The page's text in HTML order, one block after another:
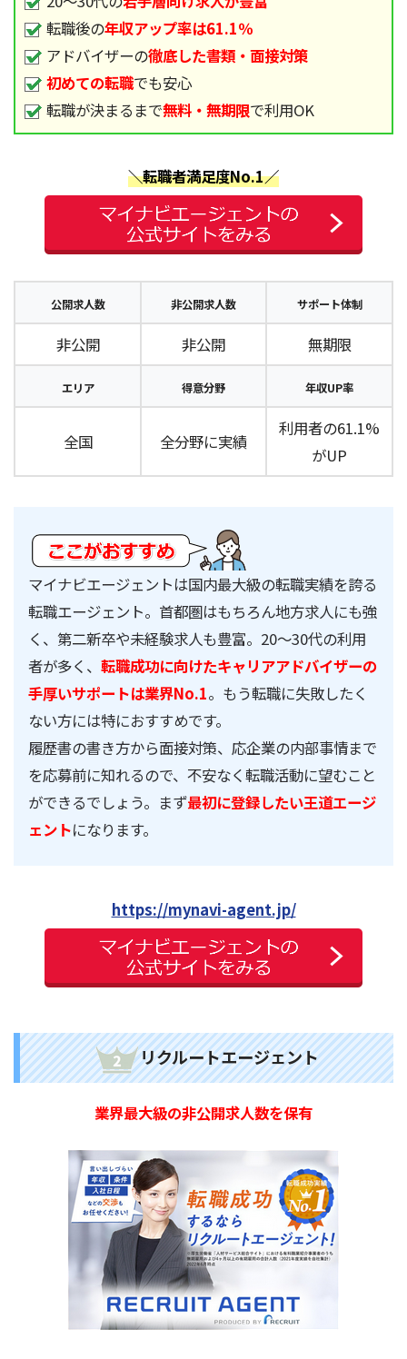
転職後の年収アップ率は61.1％
アドバイザーの徹底した書類・面接対策
初めての転職でも安心
転職が決まるまで無料・無期限で利用OK
＼転職者満足度No.1／
公開求人数 非公開求人数 サポート体制
非公開 非公開 無期限
エリア 得意分野 年収UP率
全国 全分野に実績
利用者の61.1%
がUP
マイナビエージェントは国内最大級の転職実績を誇る
転職エージェント。首都圏はもちろん地方求人にも強
く、第二新卒や未経験求人も豊富。20～30代の利用
者が多く、転職成功に向けたキャリアアドバイザーの
手厚いサポートは業界No.1。もう転職に失敗したく
ない方には特におすすめです。
履歴書の書き方から面接対策、応企業の内部事情まで
を応募前に知れるので、不安なく転職活動に望むこと
ができるでしょう。まず最初に登録したい王道エージ
ェントになります。
https://mynavi-agent.jp/
リクルートエージェント
業界最大級の非公開求人数を保有